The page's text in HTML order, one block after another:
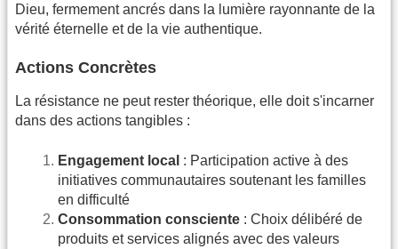
Dieu, fermement ancrés dans la lumière rayonnante de la
vérité éternelle et de la vie authentique.
Actions Concrètes
La résistance ne peut rester théorique, elle doit s'incarner
dans des actions tangibles :
Engagement local : Participation active à des
initiatives communautaires soutenant les familles
en difficulté
Consommation consciente : Choix délibéré de
produits et services alignés avec des valeurs